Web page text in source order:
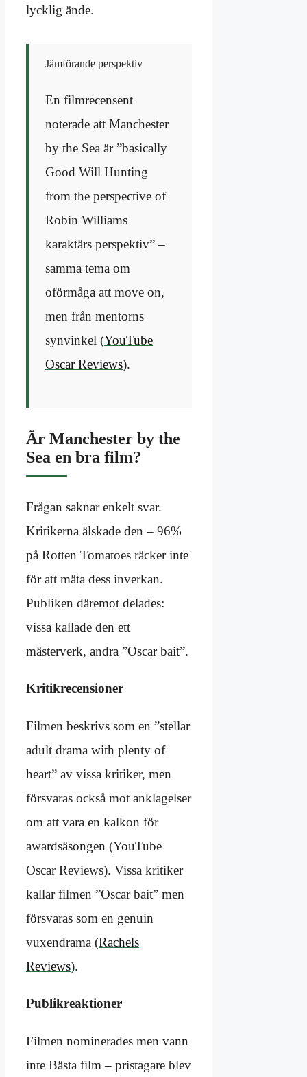
lycklig ände.
Jämförande perspektiv
En filmrecensent
noterade att Manchester
by the Sea är ”basically
Good Will Hunting
from the perspective of
Robin Williams
karaktärs perspektiv” –
samma tema om
oförmåga att move on,
men från mentorns
synvinkel (YouTube
Oscar Reviews).
Är Manchester by the
Sea en bra film?
Frågan saknar enkelt svar.
Kritikerna älskade den – 96%
på Rotten Tomatoes räcker inte
för att mäta dess inverkan.
Publiken däremot delades:
vissa kallade den ett
mästerverk, andra ”Oscar bait”.
Kritikrecensioner
Filmen beskrivs som en ”stellar
adult drama with plenty of
heart” av vissa kritiker, men
försvaras också mot anklagelser
om att vara en kalkon för
awardsäsongen (YouTube
Oscar Reviews). Vissa kritiker
kallar filmen ”Oscar bait” men
försvaras som en genuin
vuxendrama (Rachels
Reviews).
Publikreaktioner
Filmen nominerades men vann
inte Bästa film – pristagare blev